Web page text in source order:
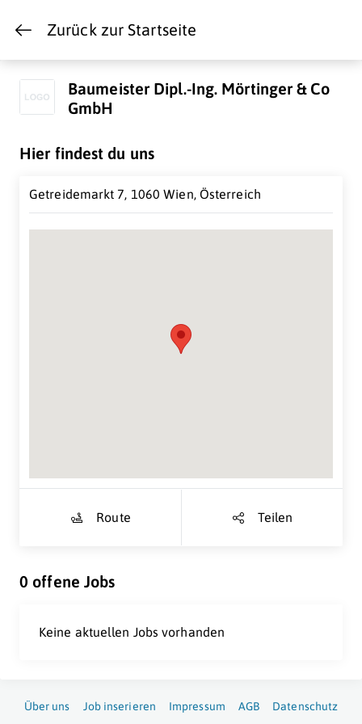
Zurück zur Startseite
Baumeister Dipl.-Ing. Mörtinger & Co
GmbH
Hier findest du uns
Getreidemarkt 7, 1060 Wien, Österreich
Route Teilen
0 offene Jobs
Keine aktuellen Jobs vorhanden
Über uns Job inserieren Impressum AGB Datenschutz